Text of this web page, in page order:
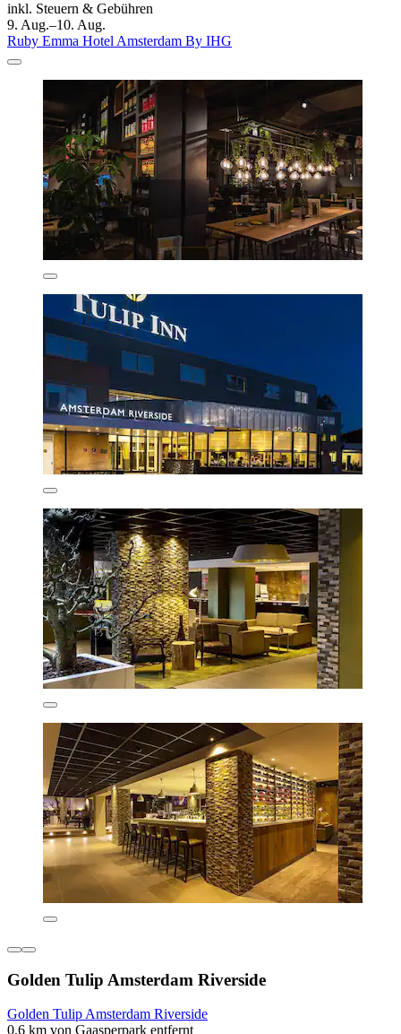
inkl. Steuern & Gebühren
9. Aug.–10. Aug.
Ruby Emma Hotel Amsterdam By IHG
Golden Tulip Amsterdam Riverside
Golden Tulip Amsterdam Riverside
0,6 km von Gaasperpark entfernt